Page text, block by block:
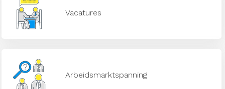
Vacatures
Arbeidsmarktspanning